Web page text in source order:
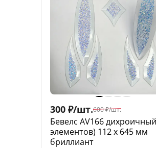
300 ₽/шт.600 ₽/шт.
Бевелс AV166
элементов) 112 х 645 мм
бриллиант